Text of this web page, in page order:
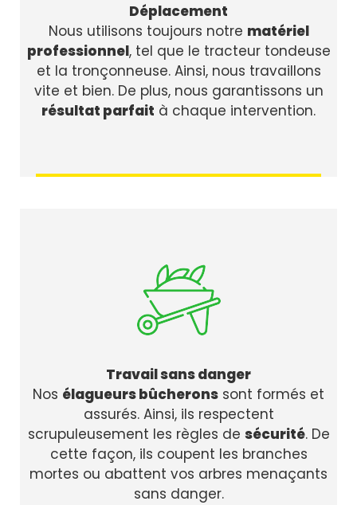
Déplacement
Nous utilisons toujours notre matériel
professionnel, tel que le tracteur tondeuse
et la tronçonneuse. Ainsi, nous travaillons
vite et bien. De plus, nous garantissons un
résultat parfait à chaque intervention.
Travail sans danger
Nos élagueurs bûcherons sont formés et
assurés. Ainsi, ils respectent
scrupuleusement les règles de sécurité. De
cette façon, ils coupent les branches
mortes ou abattent vos arbres menaçants
sans danger.